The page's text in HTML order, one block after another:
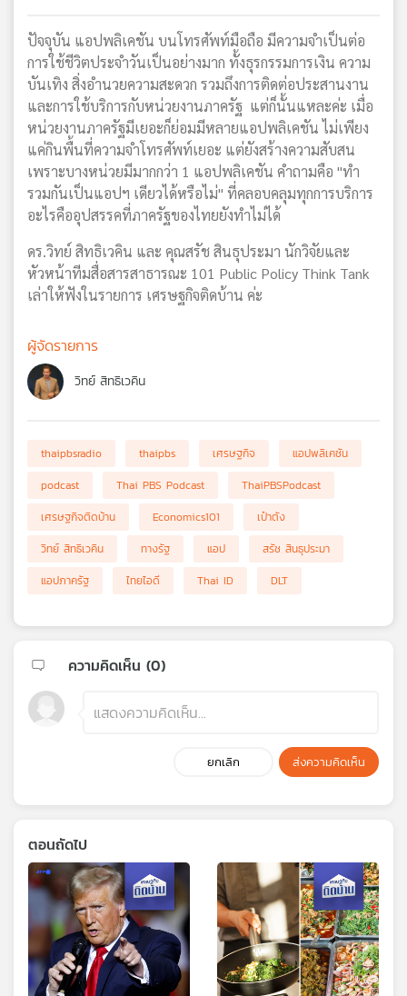
ปัจจุบัน แอปพลิเคชัน บนโทรศัพท์มือถือ มีความจำเป็นต่อ
การใช้ชีวิตประจำวันเป็นอย่างมาก ทั้งธุรกรรมการเงิน ความ
บันเทิง สิ่งอำนวยความสะดวก รวมถึงการติดต่อประสานงาน
และการใช้บริการกับหน่วยงานภาครัฐ แต่ก็นั้นแหละค่ะ เมื่อ
หน่วยงานภาครัฐมีเยอะก็ย่อมมีหลายแอปพลิเคชัน ไม่เพียง
แค่กินพื้นที่ความจำโทรศัพท์เยอะ แต่ยังสร้างความสับสน
เพราะบางหน่วยมีมากกว่า 1 แอปพลิเคชัน คำถามคือ "ทำ
รวมกันเป็นแอปฯ เดียวได้หรือไม่" ที่คลอบคลุมทุกการบริการ
อะไรคืออุปสรรคที่ภาครัฐของไทยยังทำไม่ได้
ดร.วิทย์ สิทธิเวคิน และ คุณสรัช สินธุประมา นักวิจัยและ
หัวหน้าทีมสื่อสารสาธารณะ 101 Public Policy Think Tank
เล่าให้ฟังในรายการ เศรษฐกิจติดบ้าน ค่ะ
ผู้จัดรายการ
วิทย์ สิทธิเวคิน
thaipbsradio thaipbs เศรษฐกิจ
แอปพลิเคชัน
podcast
Thai PBS Podcast
ThaiPBSPodcast
เศรษฐกิจติดบ้าน
Economics101
เป๋าตัง
วิทย์ สิทธิเวคิน
ทางรัฐ แอป
สรัช สินธุประมา
แอปภาครัฐ
ไทยไอดี Thai ID DLT
ความคิดเห็น (0)
ยกเลิก ส่งความคิดเห็น
ตอนถัดไป